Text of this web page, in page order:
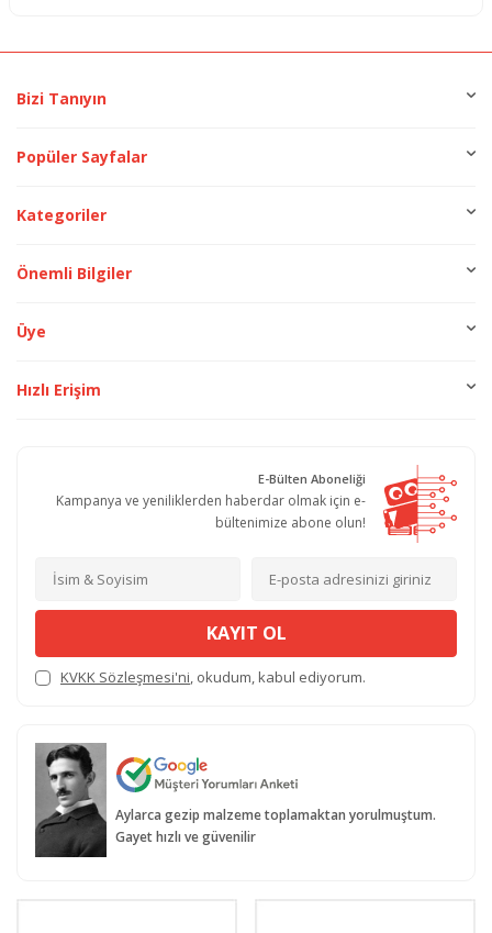
Bizi Tanıyın
Popüler Sayfalar
Kategoriler
Önemli Bilgiler
Üye
Hızlı Erişim
E-Bülten Aboneliği
Kampanya ve yeniliklerden haberdar olmak için e-
bültenimize abone olun!
KAYIT OL
KVKK Sözleşmesi'ni, okudum, kabul ediyorum.
Aylarca gezip malzeme toplamaktan yorulmuştum.
Gayet hızlı ve güvenilir